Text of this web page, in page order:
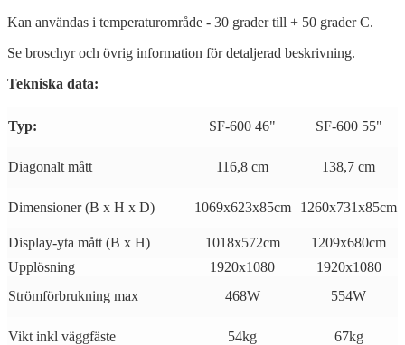
Kan användas i temperaturområde - 30 grader till + 50 grader C.
Se broschyr och övrig information för detaljerad beskrivning.
Tekniska data:
Typ: SF-600 46" SF-600 55"
Diagonalt mått 116,8 cm 138,7 cm
Dimensioner (B x H x D) 1069x623x85cm 1260x731x85cm
Display-yta mått (B x H) 1018x572cm
1209x680cm
Upplösning
1920x1080
1920x1080
Strömförbrukning max
468W 554W
Vikt inkl väggfäste 54kg 67kg